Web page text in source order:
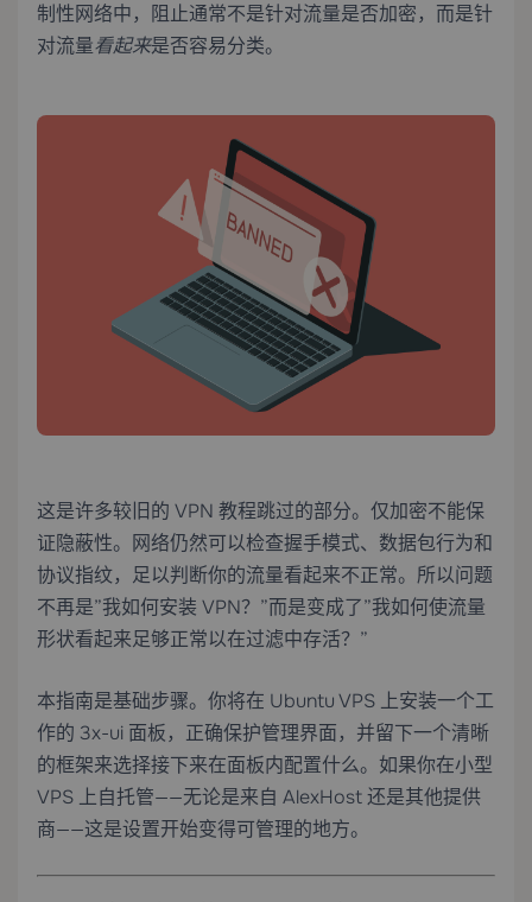
制性网络中，阻止通常不是针对流量是否加密，而是针
对流量看起来是否容易分类。
这是许多较旧的 VPN 教程跳过的部分。仅加密不能保
证隐蔽性。网络仍然可以检查握手模式、数据包行为和
协议指纹，足以判断你的流量看起来不正常。所以问题
不再是”我如何安装 VPN？”而是变成了”我如何使流量
形状看起来足够正常以在过滤中存活？”
本指南是基础步骤。你将在 Ubuntu VPS 上安装一个工
作的 3x-ui 面板，正确保护管理界面，并留下一个清晰
的框架来选择接下来在面板内配置什么。如果你在小型
VPS 上自托管——无论是来自 AlexHost 还是其他提供
商——这是设置开始变得可管理的地方。